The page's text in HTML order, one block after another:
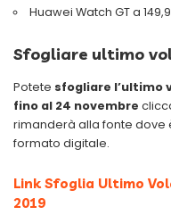
Huawei Watch GT a
Sfogliare ultimo
Potete sfogliare l’ultimo
fino al 24 novembre
rimanderà alla fonte dove
formato digitale.
Link Sfoglia Ultimo
2019